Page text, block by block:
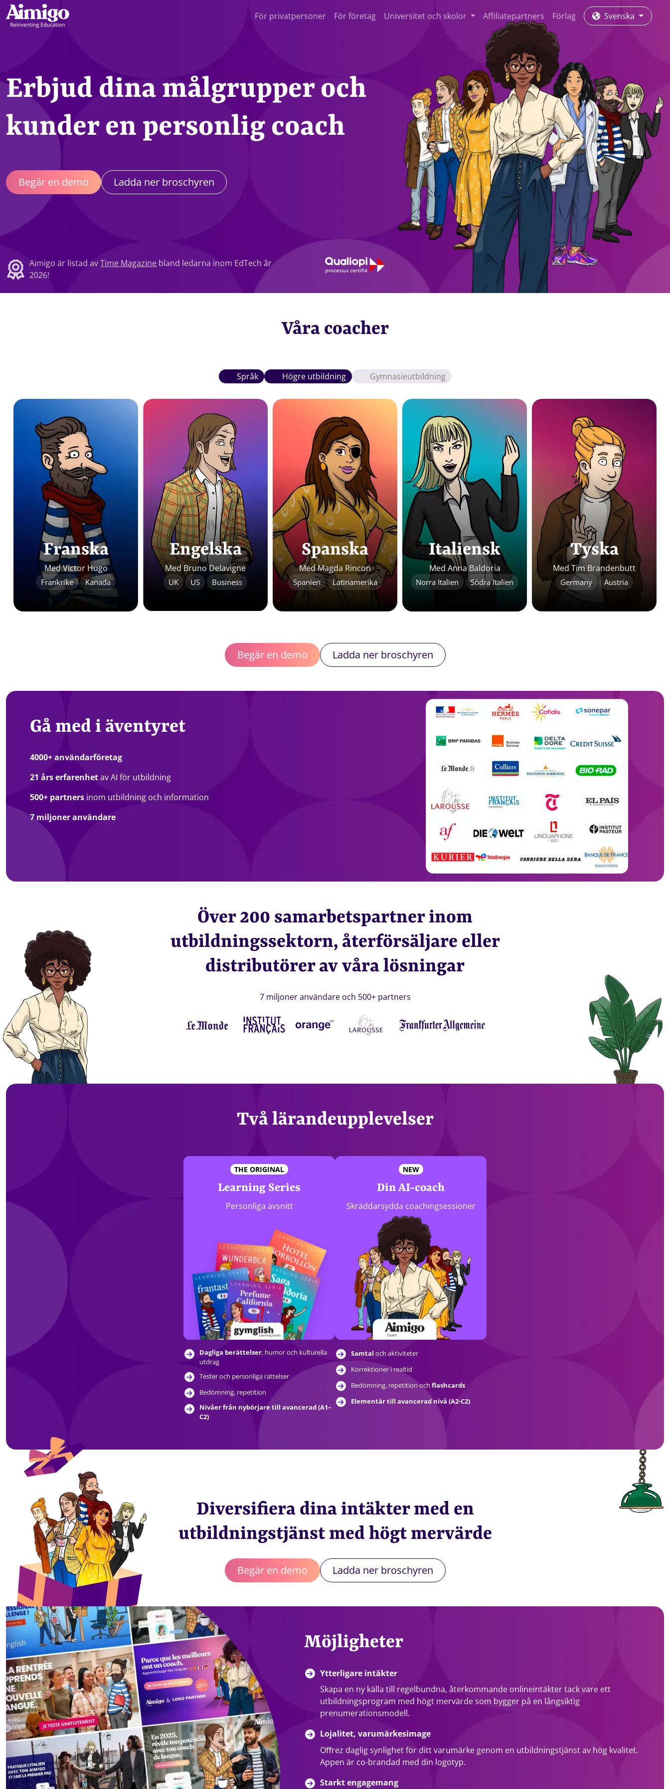
För privatpersoner För företag Universitet och skolor Affiliatepartners Förlag Svenska
Erbjud dina målgrupper och
kunder en personlig coach
Begär en demo Ladda ner broschyren
Aimigo är listad avTime Magazine bland ledarna inom EdTech år
2026!
Våra coacher
Språk Högre utbildning Gymnasieutbildning
Franska
Med Victor Hugo
Frankrike Kanada
Engelska
Med Bruno Delavigne
UK US Business
Spanska
Med Magda Rincon
Spanien Latinamerika
Italiensk
Med Anna Baldoria
Norra Italien Södra Italien
Tyska
Med Tim Brandenbutt
Germany Austria
Begär en demo Ladda ner broschyren
Gå med i äventyret
4000+ användarföretag
21 års erfarenhetav AI för utbildning
500+ partners inom utbildning och information
7 miljoner användare
Över 200 samarbetspartner inom
utbildningssektorn, återförsäljare eller
distributörer av våra lösningar
7 miljoner användare och 500+ partners
Två lärandeupplevelser
THE ORIGINAL
Learning Series
Personliga avsnitt
Dagliga berättelser, humor och kulturella
utdrag
Tester och personliga rättelser
Bedömning, repetition
Nivåer från nybörjare till avancerad (A1–
C2)
NEW
Din AI-coach
Skräddarsydda coachingsessioner
Samtal och aktiviteter
Korrektioner i realtid
Bedömning, repetition och flashcards
Elementär till avancerad nivå (A2-C2)
Diversifiera dina intäkter med en
utbildningstjänst med högt mervärde
Begär en demo Ladda ner broschyren
Möjligheter
Ytterligare intäkter
Skapa en ny källa till regelbundna, återkommande onlineintäkter tack vare ett
utbildningsprogram med högt mervärde som bygger på en långsiktig
prenumerationsmodell.
Lojalitet, varumärkesimage
Oﬀrez daglig synlighet för ditt varumärke genom en utbildningstjänst av hög kvalitet.
Appen är co-brandad med din logotyp.
Starkt engagemang